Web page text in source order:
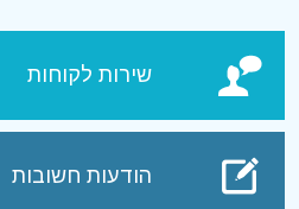
שירות לקוחות
הודעות חשובות